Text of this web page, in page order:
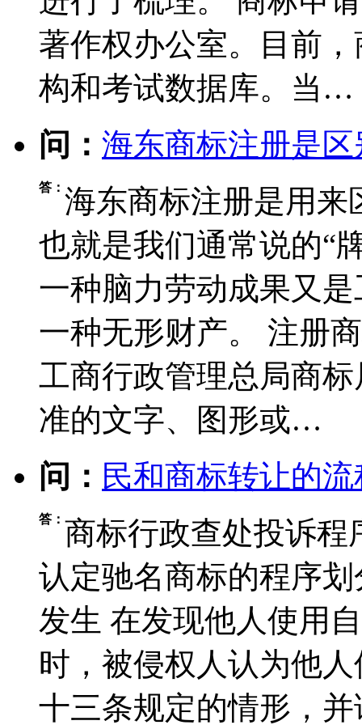
著作权办公室。目前
构和考试数据库。当…
问： 海东商标注册是
答： 海东商标注册是用来
也就是我们通常说的“
一种脑力劳动成果又
一种无形财产。 注册
工商行政管理总局商
准的文字、图形或…
问： 民和商标转让的流
答： 商标行政查处投诉程
认定驰名商标的程序
发生 在发现他人使用
时，被侵权人认为他
十三条规定的情形，